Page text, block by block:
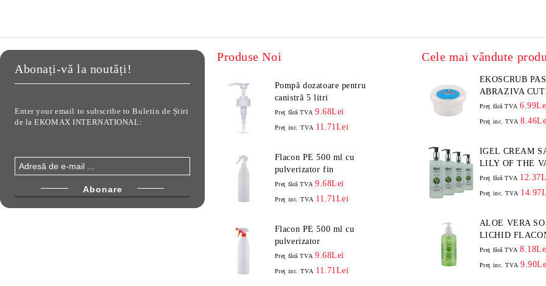
Abonați-vă la noutăți!
Enter your email to subscribe to Buletin de Știri
de la EKOMAX INTERNATIONAL:
Produse Noi
Pompă dozatoare pentru
canistră 5 litri
Preţ fără TVA 9.68Lei
Preţ inc. TVA 11.71Lei
Flacon PE 500 ml cu
pulverizator fin
Preţ fără TVA 9.68Lei
Preţ inc. TVA 11.71Lei
Flacon PE 500 ml cu
pulverizator
Preţ fără TVA 9.68Lei
Preţ inc. TVA 11.71Lei
Cele mai vândute
EKOSCRUB PASTA SAPUN
ABRAZIVA
GRAME
Preţ fără TVA
Preţ inc. TVA
IGEL CREAM
LILY OF THE
ML
Preţ fără TVA
Preţ inc. TVA
ALOE VERA
LICHID
Preţ fără TVA
Preţ inc. TVA